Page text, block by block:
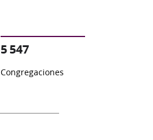
5 547
Congregaciones